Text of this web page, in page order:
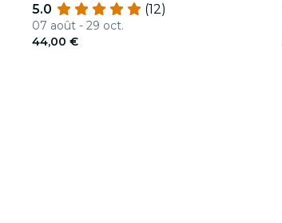
5.0
(12)
07 août - 29 oct.
44,00 €